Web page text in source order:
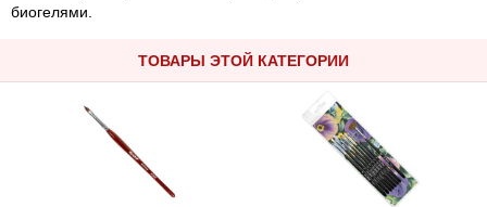
биогелями.
ТОВАРЫ ЭТОЙ КАТЕГОРИИ